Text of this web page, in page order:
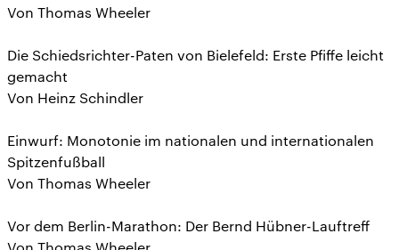
Von Thomas Wheeler
Die Schiedsrichter-Paten von Bielefeld: Erste Pfiffe leicht
gemacht
Von Heinz Schindler
Einwurf: Monotonie im nationalen und internationalen
Spitzenfußball
Von Thomas Wheeler
Vor dem Berlin-Marathon: Der Bernd Hübner-Lauftreff